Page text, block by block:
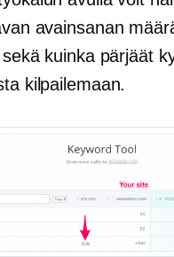
avainsanan
kuinka pärjäät
kilpailemaan.